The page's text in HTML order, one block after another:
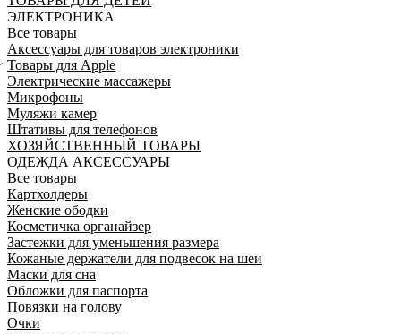
ЭЛЕКТРОНИКА
Все товары
Аксессуары для товаров электроники
Товары для Apple
Электрические массажеры
Микрофоны
Муляжи камер
Штативы для телефонов
ХОЗЯЙСТВЕННЫЙ ТОВАРЫ
ОДЕЖДА АКСЕССУАРЫ
Все товары
Картхолдеры
Женские ободки
Косметичка органайзер
Застежки для уменьшения размера
Кожаные держатели для подвесок на шеи
Маски для сна
Обложки для паспорта
Повязки на голову
Очки